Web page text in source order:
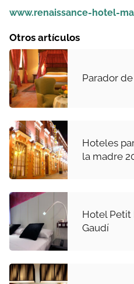
www.renaissance-hotel-
Otros artículos
Parador
Hoteles
la madre
Hotel Petit
Gaudí